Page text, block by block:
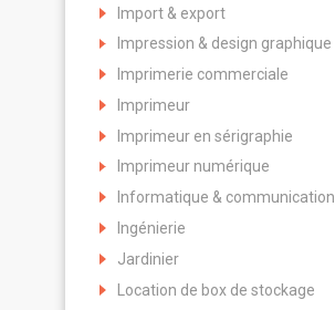
Import & export
Impression & design graphique
Imprimerie commerciale
Imprimeur
Imprimeur en sérigraphie
Imprimeur numérique
Informatique & communication
Ingénierie
Jardinier
Location de box de stockage